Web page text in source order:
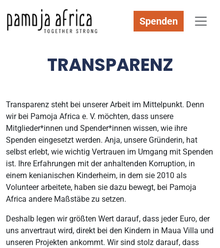
Spenden
TRANSPARENZ
Transparenz steht bei unserer Arbeit im Mittelpunkt. Denn
wir bei Pamoja Africa e. V. möchten, dass unsere
Mitglieder*innen und Spender*innen wissen, wie ihre
Spenden eingesetzt werden. Anja, unsere Gründerin, hat
selbst erlebt, wie wichtig Vertrauen im Umgang mit Spenden
ist. Ihre Erfahrungen mit der anhaltenden Korruption, in
einem kenianischen Kinderheim, in dem sie 2010 als
Volunteer arbeitete, haben sie dazu bewegt, bei Pamoja
Africa andere Maßstäbe zu setzen.
Deshalb legen wir größten Wert darauf, dass jeder Euro, der
uns anvertraut wird, direkt bei den Kindern in Maua Villa und
unseren Projekten ankommt. Wir sind stolz darauf, dass